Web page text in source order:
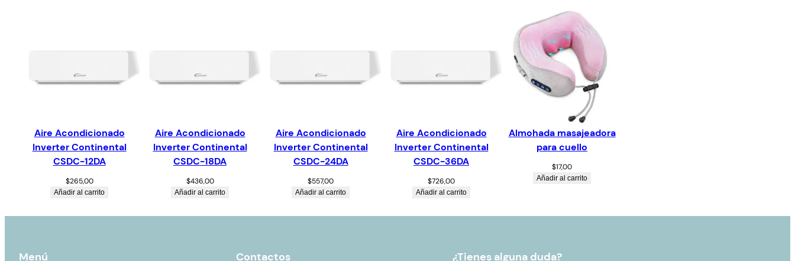
Aire Acondicionado
Inverter Continental
CSDC-12DA
$265,00
Añadir al carrito
Aire Acondicionado
Inverter Continental
CSDC-18DA
$436,00
Añadir al carrito
Aire Acondicionado
Inverter Continental
CSDC-24DA
$557,00
Añadir al carrito
Aire Acondicionado
Inverter Continental
CSDC-36DA
$726,00
Añadir al carrito
Almohada masajeadora
para cuello
$17,00
Añadir al carrito
Menú Contactos ¿Tienes alguna duda?